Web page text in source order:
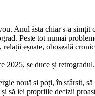
Anul ăsta chiar s-a simțit
Peste tot numai
relații eșuate, oboseală
2025, se duce și retrogradul.
nouă și poți, în sfârșit,
să iei propriile decizii